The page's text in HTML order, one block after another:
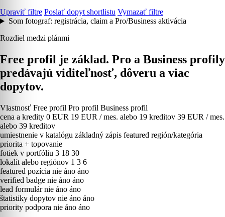
Upraviť filtre Poslať dopyt shortlistu Vymazať filtre
Som fotograf: registrácia, claim a Pro/Business aktivácia
Rozdiel medzi plánmi
Free profil je základ. Pro a Business profily
predávajú viditeľnosť, dôveru a viac
dopytov.
Vlastnosť Free profil Pro profil Business profil
cena a kredity 0 EUR 19 EUR / mes. alebo 19 kreditov 39 EUR / mes.
alebo 39 kreditov
umiestnenie v katalógu základný zápis featured región/kategória
priorita + topovanie
fotiek v portfóliu 3 18 30
lokalít alebo regiónov 1 3 6
featured pozícia nie áno áno
verified badge nie áno áno
lead formulár nie áno áno
štatistiky dopytov nie áno áno
priority podpora nie áno áno